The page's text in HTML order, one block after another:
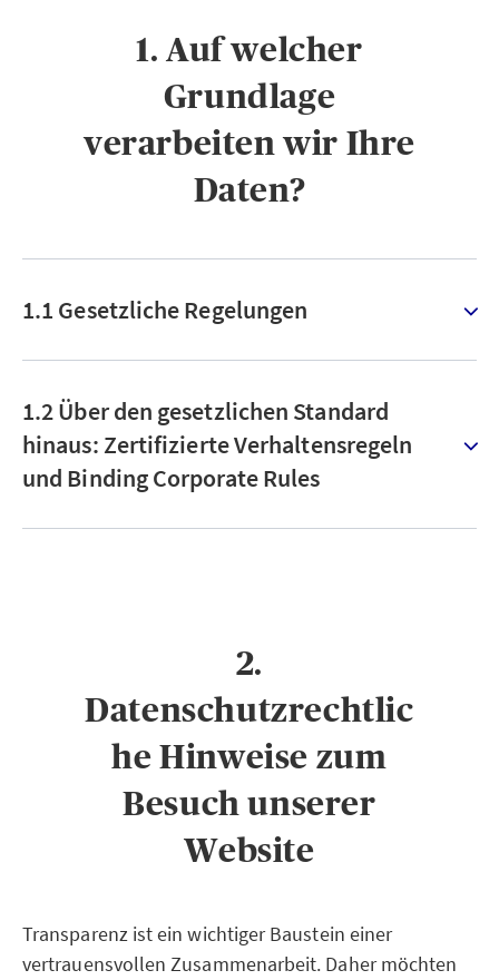
1. Auf welcher
Grundlage
verarbeiten wir Ihre
Daten?
1.1 Gesetzliche Regelungen
1.2 Über den gesetzlichen Standard
hinaus: Zertifizierte Verhaltensregeln
und Binding Corporate Rules
2.
Datenschutzrechtlic
he Hinweise zum
Besuch unserer
Website
Transparenz ist ein wichtiger Baustein einer
vertrauensvollen Zusammenarbeit. Daher möchten